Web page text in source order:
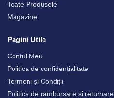
Toate Produsele
Magazine
Pagini Utile
Contul Meu
Politica de confidențialitate
Termeni și Condiții
Politica de rambursare și returnare